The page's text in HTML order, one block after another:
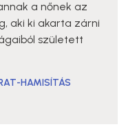
a nőnek az
aki ki akarta zárni
született
HAMISÍTÁS